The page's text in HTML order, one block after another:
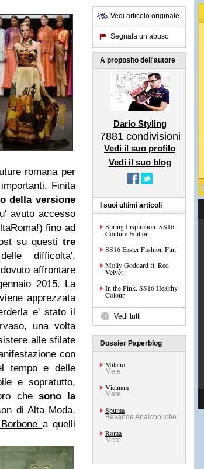
romana per
Finita
della versione
avuto accesso
fino ad
su questi tre
difficolta',
affrontare
2015. La
apprezzata
e' stato il
una volta
alle sfilate
con
tempo e delle
e sopratutto,
che sono la
di Alta Moda,
a quelli
Vedi articolo originale
Segnala un abuso
A proposito dell'autore
Dario Styling
7881 condivisioni
Vedi il suo profilo
Vedi il suo blog
I suoi ultimi articoli
Spring Inspiration. SS16
Couture Edition
SS16 Easter Fashion Fun
Molly Goddard ft. Red
Velvet
In the Pink. SS16 Healthy
Colour.
Vedi tutti
Dossier Paperblog
Milano
Mete
Vietnam
Mete
Spuma
Bevande Analcooliche
Roma
Mete